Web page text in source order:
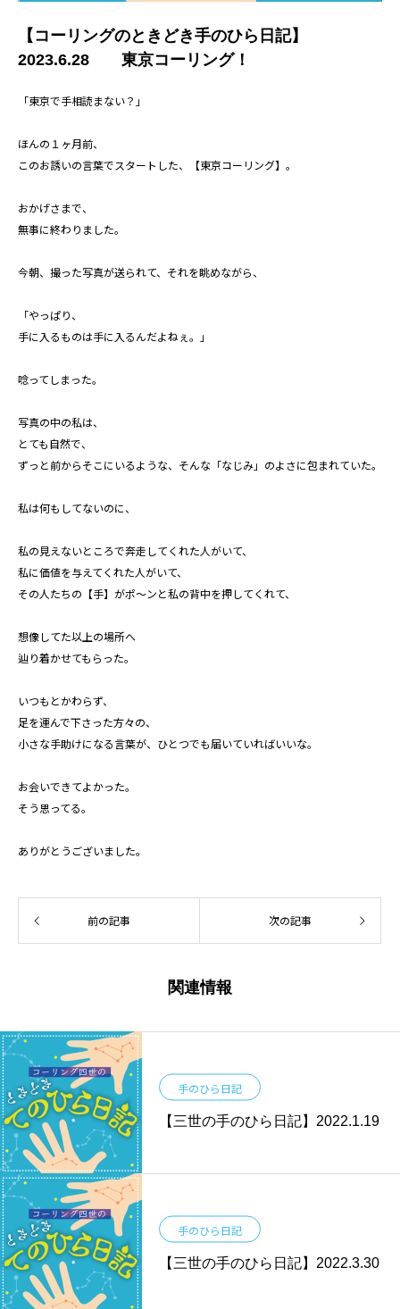
【コーリングのときどき手のひら日記】
2023.6.28 東京コーリング！
「東京で手相読まない？」
ほんの１ヶ月前、
このお誘いの言葉でスタートした、【東京コーリング】。
おかげさまで、
無事に終わりました。
今朝、撮った写真が送られて、それを眺めながら、
「やっぱり、
手に入るものは手に入るんだよねぇ。」
唸ってしまった。
写真の中の私は、
とても自然で、
ずっと前からそこにいるような、そんな「なじみ」のよさに包まれていた。
私は何もしてないのに、
私の見えないところで奔走してくれた人がいて、
私に価値を与えてくれた人がいて、
その人たちの【手】がポ～ンと私の背中を押してくれて、
想像してた以上の場所へ
辿り着かせてもらった。
いつもとかわらず、
足を運んで下さった方々の、
小さな手助けになる言葉が、ひとつでも届いていればいいな。
お会いできてよかった。
そう思ってる。
ありがとうございました。
前の記事 次の記事
関連情報
手のひら日記
【三世の手のひら日記】2022.1.19
手のひら日記
【三世の手のひら日記】2022.3.30